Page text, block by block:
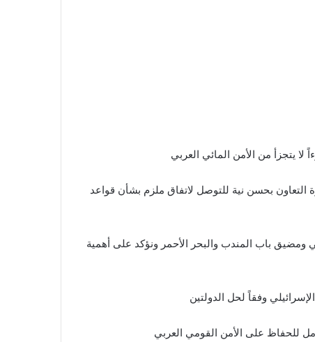
لا يتجزأ من الأمن المائي العربي
التعاون بحسن نية للتوصل لاتفاق ملزم بشأن قواعد
ومضيق باب المندب والبحر الأحمر ونؤكد على أهمية
وفقاً لحل الدولتين